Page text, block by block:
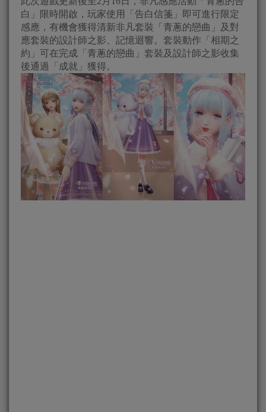
白」限時開啟，玩家使用「告白信箋」即可進行限定
感應，有機會獲得清新非凡套裝「青蔥的戀曲」及對
應套裝的設計師之影、記憶迴響。套裝動作「相期之
約」可在完成「青蔥的戀曲」套裝及設計師之影收集
後通過「成就」獲得。